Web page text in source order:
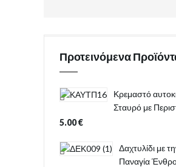
Προτεινόμενα
Κρεμαστό
Σταυρό με
5.00€
Δαχτυλίδι με
Παναγία